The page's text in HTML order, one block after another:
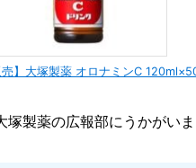
売】大塚製薬 オロナミンC
製薬の広報部にうかがいま